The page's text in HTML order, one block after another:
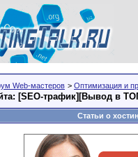
Web-мастеров > Оптимизация и
[SEO-трафик][Вывод в
Статьи о